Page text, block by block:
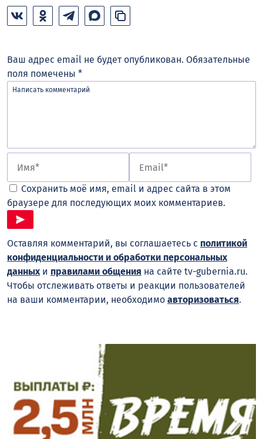
Ваш адрес email не будет опубликован. Обязательные
поля помечены *
Сохранить моё имя, email и адрес сайта в этом
браузере для последующих моих комментариев.
Оставляя комментарий, вы соглашаетесь с политикой
конфиденциальности и обработки персональных
данныхи правилами общения на сайте tv-gubernia.ru.
Чтобы отслеживать ответы и реакции пользователей
на ваши комментарии, необходимо авторизоваться.